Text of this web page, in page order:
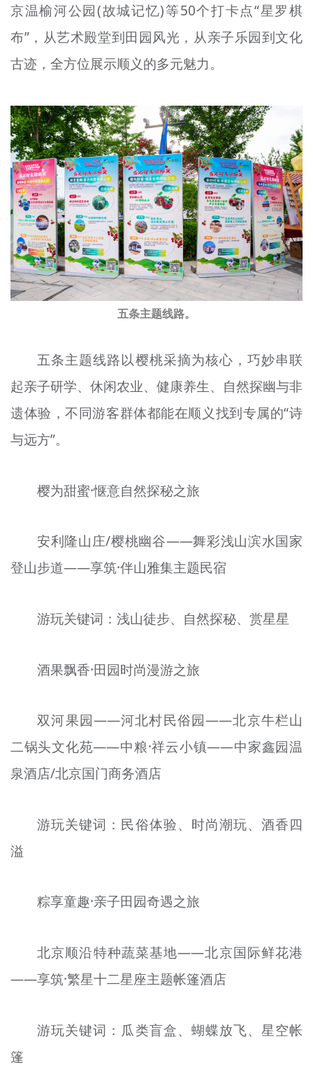
京温榆河公园(故城记忆)等50个打卡点“星罗棋
布”，从艺术殿堂到田园风光，从亲子乐园到文化
古迹，全方位展示顺义的多元魅力。
五条主题线路。
五条主题线路以樱桃采摘为核心，巧妙串联
起亲子研学、休闲农业、健康养生、自然探幽与非
遗体验，不同游客群体都能在顺义找到专属的“诗
与远方”。
樱为甜蜜·惬意自然探秘之旅
安利隆山庄/樱桃幽谷——舞彩浅山滨水国家
登山步道——享筑·伴山雅集主题民宿
游玩关键词：浅山徒步、自然探秘、赏星星
酒果飘香·田园时尚漫游之旅
双河果园——河北村民俗园——北京牛栏山
二锅头文化苑——中粮·祥云小镇——中家鑫园温
泉酒店/北京国门商务酒店
游玩关键词：民俗体验、时尚潮玩、酒香四
溢
粽享童趣·亲子田园奇遇之旅
北京顺沿特种蔬菜基地——北京国际鲜花港
——享筑·繁星十二星座主题帐篷酒店
游玩关键词：瓜类盲盒、蝴蝶放飞、星空帐
篷